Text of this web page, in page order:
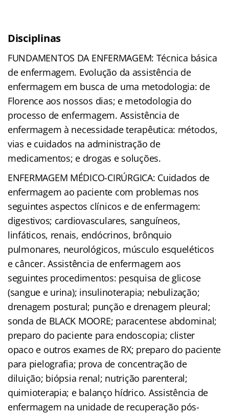
Disciplinas
FUNDAMENTOS DA ENFERMAGEM: Técnica básica
de enfermagem. Evolução da assistência de
enfermagem em busca de uma metodologia: de
Florence aos nossos dias; e metodologia do
processo de enfermagem. Assistência de
enfermagem à necessidade terapêutica: métodos,
vias e cuidados na administração de
medicamentos; e drogas e soluções.
ENFERMAGEM MÉDICO-CIRÚRGICA: Cuidados de
enfermagem ao paciente com problemas nos
seguintes aspectos clínicos e de enfermagem:
digestivos; cardiovasculares, sanguíneos,
linfáticos, renais, endócrinos, brônquio
pulmonares, neurológicos, músculo esqueléticos
e câncer. Assistência de enfermagem aos
seguintes procedimentos: pesquisa de glicose
(sangue e urina); insulinoterapia; nebulização;
drenagem postural; punção e drenagem pleural;
sonda de BLACK MOORE; paracentese abdominal;
preparo do paciente para endoscopia; clister
opaco e outros exames de RX; preparo do paciente
para pielografia; prova de concentração de
diluição; biópsia renal; nutrição parenteral;
quimioterapia; e balanço hídrico. Assistência de
enfermagem na unidade de recuperação pós-